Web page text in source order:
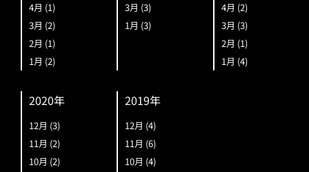
4月 (1)
3月 (2)
2月 (1)
1月 (2)
3月 (3)
1月 (3)
4月 (2)
3月 (3)
2月 (1)
1月 (4)
2020年
12月 (3)
11月 (2)
10月 (2)
2019年
12月 (4)
11月 (6)
10月 (4)